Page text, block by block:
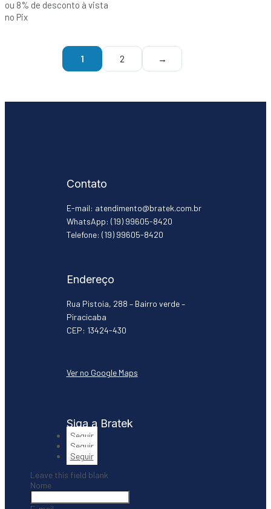
ou 8% de desconto à vista
no Pix
1 2 →
Contato
E-mail: atendimento@bratek.com.br
WhatsApp: (19) 99605-8420
Telefone: (19) 99605-8420
Endereço
Rua Pistoia, 288 – Bairro verde –
Piracicaba
CEP: 13424-430
Ver no Google Maps
Siga a Bratek
Seguir
Seguir
Seguir
Leave this field blank
Nome